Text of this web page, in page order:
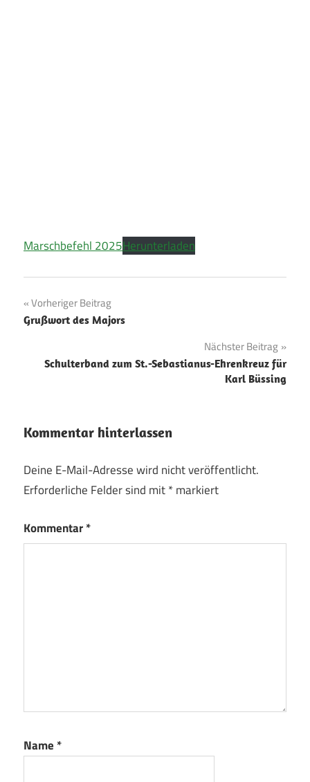
Marschbefehl 2025Herunterladen
Beitragsnavigation
Vorheriger Beitrag
Grußwort des Majors
Nächster Beitrag
Schulterband zum St.-Sebastianus-Ehrenkreuz für
Karl Büssing
Kommentar hinterlassen
Deine E-Mail-Adresse wird nicht veröffentlicht.
Erforderliche Felder sind mit*markiert
Kommentar*
Name *